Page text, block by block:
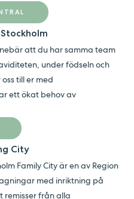
att du har samma team
under födseln och
till er med
ett ökat behov av
City
Family City är en av Region
med inriktning på
remisser från alla